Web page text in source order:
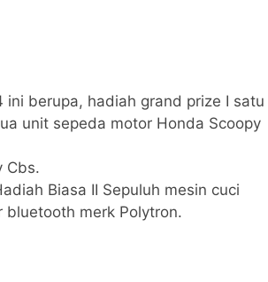
ini berupa, hadiah grand prize I satu
unit sepeda motor Honda Scoopy
Cbs.
Biasa II Sepuluh mesin cuci
merk Polytron.